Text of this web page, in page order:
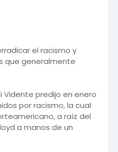
el racismo y
que generalmente
Vidente predijo en enero
por racismo, la cual
a raíz del
a manos de un